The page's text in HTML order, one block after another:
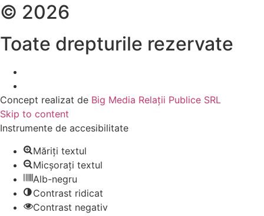
© 2026
Toate drepturile rezervate
Concept realizat de Big Media Relații Publice SRL
Skip to content
Instrumente de accesibilitate
Măriți textul
Micșorați textul
Alb-negru
Contrast ridicat
Contrast negativ